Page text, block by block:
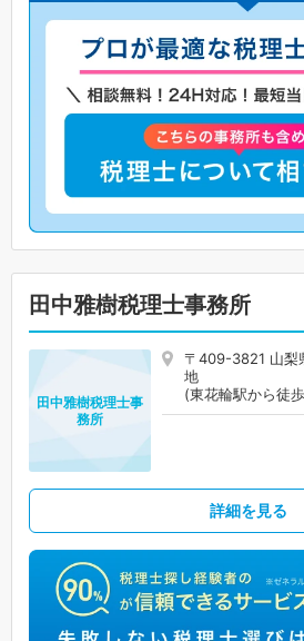
田中雅樹税理士事務所
〒409-3821 山梨
地
(東花輪駅から徒
田中雅樹税理士事
務所
詳細を見る